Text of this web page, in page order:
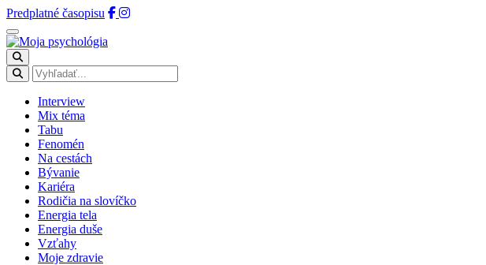
Predplatné časopisu
Interview
Mix téma
Tabu
Fenomén
Na cestách
Bývanie
Kariéra
Rodičia na slovíčko
Energia tela
Energia duše
Vzťahy
Moje zdravie